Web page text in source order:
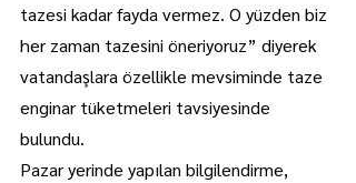
tazesi kadar fayda vermez. O yüzden biz
her zaman tazesini öneriyoruz” diyerek
vatandaşlara özellikle mevsiminde taze
enginar tüketmeleri tavsiyesinde
bulundu.
Pazar yerinde yapılan bilgilendirme,